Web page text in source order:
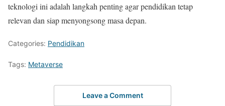
teknologi ini adalah langkah penting agar pendidikan tetap
relevan dan siap menyongsong masa depan.
Categories: Pendidikan
Tags: Metaverse
Leave a Comment